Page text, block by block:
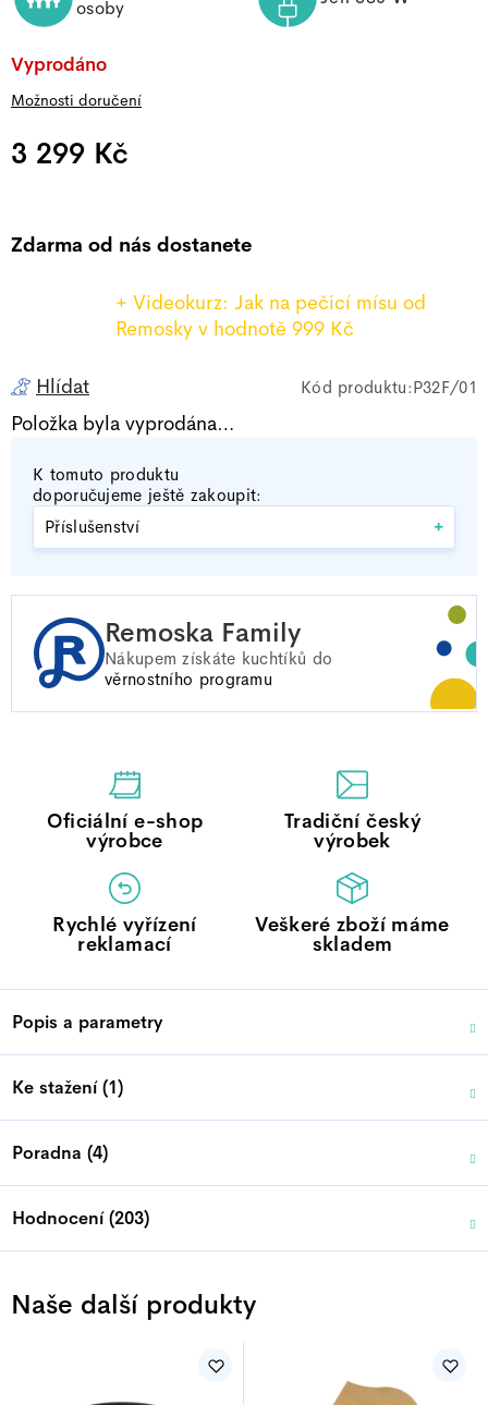
osoby
Vyprodáno
Možnosti doručení
3 299 Kč
Měrná cena:
Zdarma od nás dostanete
+ Videokurz: Jak na pečicí mísu od
Remosky v hodnotě 999 Kč
Hlídat P32F/01
Položka byla vyprodána…
K tomuto produktu
doporučujeme ještě zakoupit:
Příslušenství
+
Remoska Family
Nákupem získáte kuchtíků do
věrnostního programu
Oficiální e-shop
výrobce
Tradiční český
výrobek
Rychlé vyřízení
reklamací
Veškeré zboží máme
skladem
Popis a parametry
Ke stažení (1)
Poradna (4)
Hodnocení (203)
Naše další produkty